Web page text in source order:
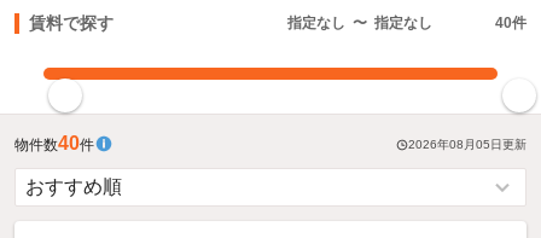
賃料で探す 指定なし 〜 指定なし 40件
物件数40件 2026年08月05日更新